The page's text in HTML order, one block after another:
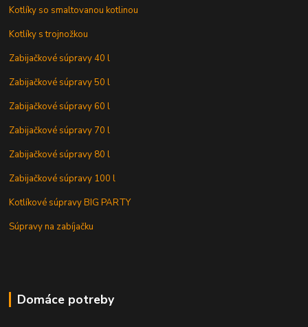
Kotlíky so smaltovanou kotlinou
Kotlíky s trojnožkou
Zabijačkové súpravy 40 l
Zabijačkové súpravy 50 l
Zabijačkové súpravy 60 l
Zabijačkové súpravy 70 l
Zabijačkové súpravy 80 l
Zabijačkové súpravy 100 l
Kotlíkové súpravy BIG PARTY
Súpravy na zabíjačku
Domáce potreby